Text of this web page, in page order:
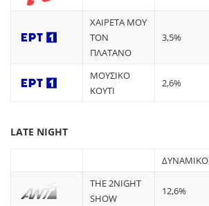
ΧΑΙΡΕΤΑ ΜΟΥ
ΤΟΝ
ΠΛΑΤΑΝΟ
3,5%
ΜΟΥΣΙΚΟ
ΚΟΥΤΙ
2,6%
LATE NIGHT
ΔΥΝΑΜΙΚΟ
ΤHE 2NIGHT
SHOW
12,6%